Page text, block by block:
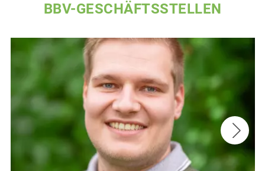
BBV-GESCHÄFTSSTELLEN